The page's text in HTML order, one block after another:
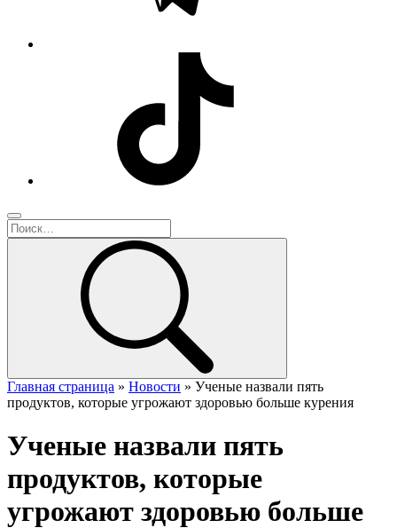
Главная страница » Новости » Ученые назвали пять
продуктов, которые угрожают здоровью больше курения
Ученые назвали пять
продуктов, которые
угрожают здоровью больше